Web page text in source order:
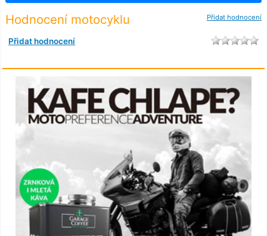
Přidat hodnocení
Hodnocení motocyklu
Přidat hodnocení